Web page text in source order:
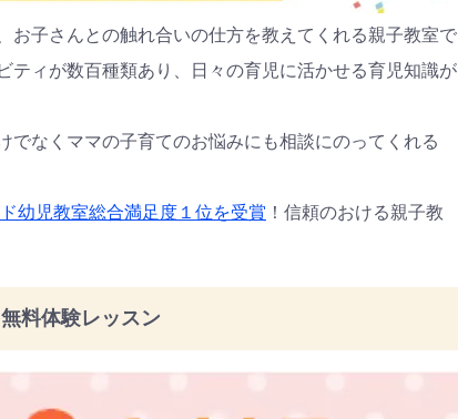
お子さんとの触れ合いの仕方を教えてくれる親子教室で
ティが数百種類あり、日々の育児に活かせる育児知識が
でなくママの子育てのお悩みにも相談にのってくれる
幼児教室総合満足度１位を受賞 ！信頼のおける親子教
無料体験レッスン